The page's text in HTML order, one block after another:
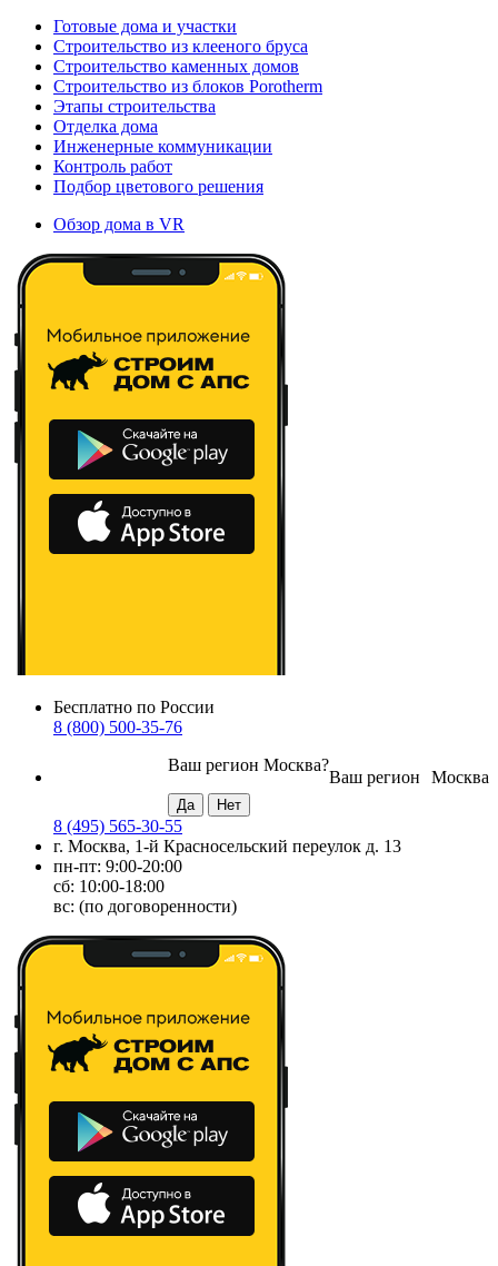
Готовые дома и участки
Строительство из клееного бруса
Строительство каменных домов
Строительство из блоков Porotherm
Этапы строительства
Отделка дома
Инженерные коммуникации
Контроль работ
Подбор цветового решения
Обзор дома в VR
Бесплатно по России
8 (800) 500-35-76
Москва
Ваш регион
Ваш регион Москва?
8 (495) 565-30-55
г. Москва, 1-й Красносельский переулок д. 13
пн-пт: 9:00-20:00
сб: 10:00-18:00
вс: (по договоренности)